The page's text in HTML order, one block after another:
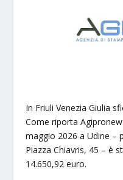
In Friuli Venezia Giulia
Come riporta
maggio 2026 a Udine –
Piazza Chiavris, 45 – è
14.650,92 euro.